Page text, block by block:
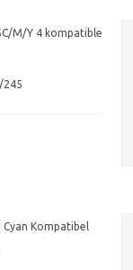
M/Y 4 kompatible
245
Cyan Kompatibel